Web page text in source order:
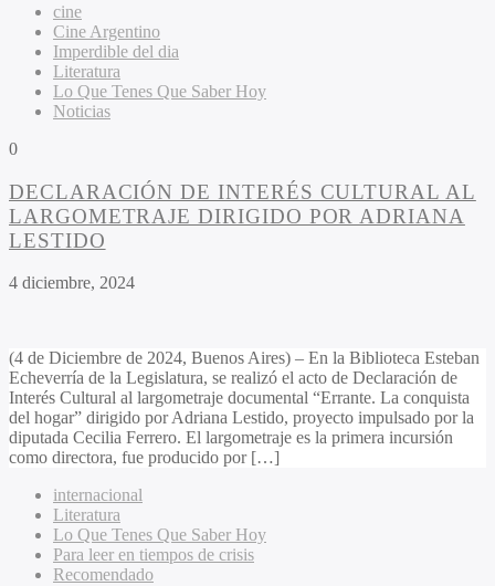
cine
Cine Argentino
Imperdible del dia
Literatura
Lo Que Tenes Que Saber Hoy
Noticias
0
DECLARACIÓN DE INTERÉS CULTURAL AL
LARGOMETRAJE DIRIGIDO POR ADRIANA
LESTIDO
4 diciembre, 2024
(4 de Diciembre de 2024, Buenos Aires) – En la Biblioteca Esteban
Echeverría de la Legislatura, se realizó el acto de Declaración de
Interés Cultural al largometraje documental “Errante. La conquista
del hogar” dirigido por Adriana Lestido, proyecto impulsado por la
diputada Cecilia Ferrero. El largometraje es la primera incursión
como directora, fue producido por […]
internacional
Literatura
Lo Que Tenes Que Saber Hoy
Para leer en tiempos de crisis
Recomendado